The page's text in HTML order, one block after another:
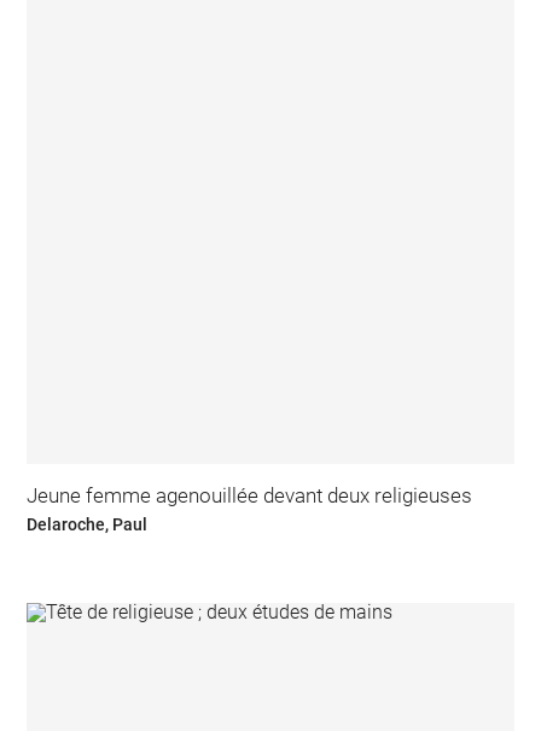
Jeune femme agenouillée devant deux religieuses
Delaroche, Paul